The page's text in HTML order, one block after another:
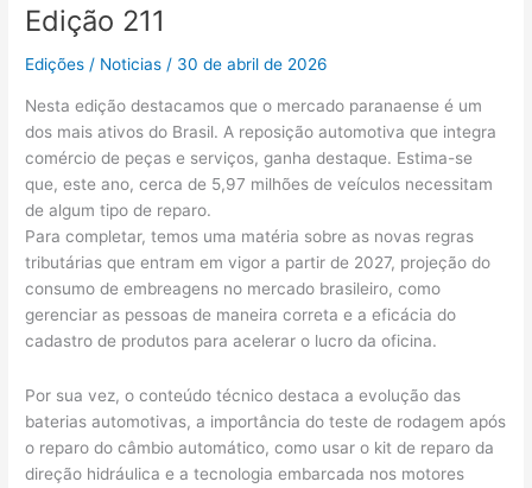
Edição 211
Edições / Noticias / 30 de abril de 2026
Nesta edição destacamos que o mercado paranaense é um
dos mais ativos do Brasil. A reposição automotiva que integra
comércio de peças e serviços, ganha destaque. Estima-se
que, este ano, cerca de 5,97 milhões de veículos necessitam
de algum tipo de reparo.
Para completar, temos uma matéria sobre as novas regras
tributárias que entram em vigor a partir de 2027, projeção do
consumo de embreagens no mercado brasileiro, como
gerenciar as pessoas de maneira correta e a eficácia do
cadastro de produtos para acelerar o lucro da oficina.
Por sua vez, o conteúdo técnico destaca a evolução das
baterias automotivas, a importância do teste de rodagem após
o reparo do câmbio automático, como usar o kit de reparo da
direção hidráulica e a tecnologia embarcada nos motores